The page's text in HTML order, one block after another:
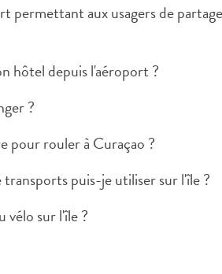
permettant aux usagers de
hôtel depuis l'aéroport ?
?
pour rouler à Curaçao ?
puis-je utiliser sur l'île ?
vélo sur l'île ?